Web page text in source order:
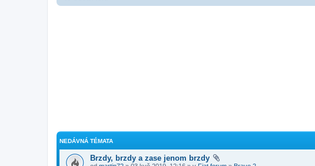
NEDÁVNÁ TÉMATA
Brzdy, brzdy a zase jenom brzdy